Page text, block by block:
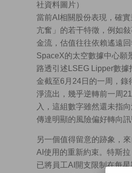
社資料圖片）
當前AI相關股份表現，確
亢奮」的若干特徵，例如
金流，估值往往依賴遙遠
SpaceX的太空數據中心願
路透引述LSEG Lipper數據
金截至6月24日的一周，錄
淨流出，幾乎逆轉前一周
入，這組數字雖然還未指
傳達明顯的風險偏好轉向訊
另一個值得留意的跡象，
AI使用的重新約束。特斯拉
已將員工AI開支限制在每